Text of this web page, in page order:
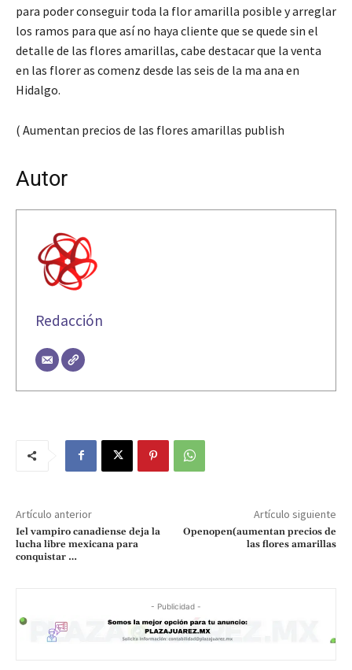
para poder conseguir toda la flor amarilla posible y arreglar
los ramos para que así no haya cliente que se quede sin el
detalle de las flores amarillas, cabe destacar que la venta
en las florer as comenz desde las seis de la ma ana en
Hidalgo.
( Aumentan precios de las flores amarillas publish
Autor
Redacción
Artículo anterior
Iel vampiro canadiense deja la
lucha libre mexicana para
conquistar …
Artículo siguiente
Openopen(aumentan precios de
las flores amarillas
- Publicidad -